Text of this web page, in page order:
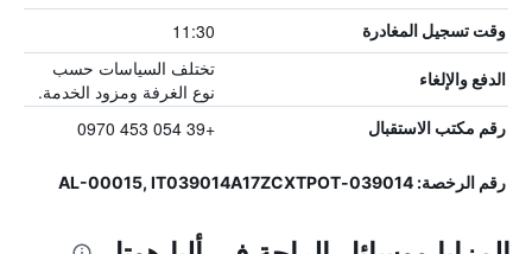
وقت تسجيل المغادرة 11:30
الدفع والإلغاء
تختلف السياسات حسب
نوع الغرفة ومزود الخدمة.
رقم مكتب الاستقبال +39 054 453 0970
رقم الرخصة: 039014-AL-00015, IT039014A17ZCXTPOT